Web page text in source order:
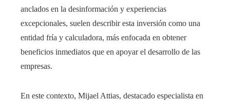
anclados en la desinformación y experiencias
excepcionales, suelen describir esta inversión como una
entidad fría y calculadora, más enfocada en obtener
beneficios inmediatos que en apoyar el desarrollo de las
empresas.
En este contexto, Mijael Attias, destacado especialista en